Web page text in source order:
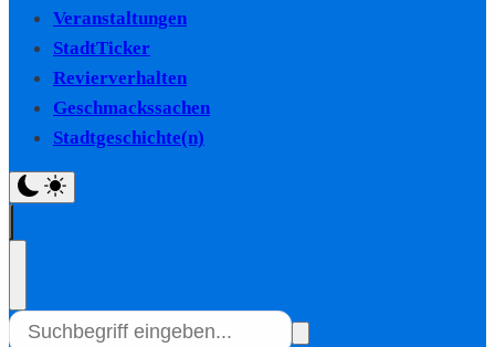
Veranstaltungen
StadtTicker
Revierverhalten
Geschmackssachen
Stadtgeschichte(n)